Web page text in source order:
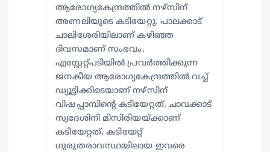
ആരോഗ്യകേന്ദ്രത്തില്‍ നഴ്സിന്
അണലിയുടെ കടിയേറ്റു. പാലക്കാട്
ചാലിശേരിയിലാണ് കഴിഞ്ഞ
ദിവസമാണ് സംഭവം.
എസ്റ്റേറ്റ്പടിയില്‍ പ്രവര്‍ത്തിക്കുന്ന
ജനകീയ ആരോഗ്യകേന്ദ്രത്തില്‍ വച്ച്
ഡ്യൂട്ടിക്കിടെയാണ് നഴ്സിന്
വിഷപ്പാമ്പിന്റെ കടിയേറ്റത്. ചാവക്കാട്
സ്വദേശിനി മിസിരിയയ്ക്കാണ്
കടിയേറ്റത്. കടിയേറ്റ്
ഗുരുതരാവസ്ഥയിലായ ഇവരെ